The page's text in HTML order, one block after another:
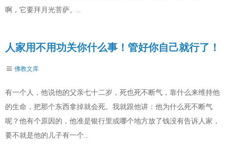
啊，它要拜月光菩萨。..
人家用不用功关你什么事！管好你自己就行了！
佛教文库
有一个人，他说他的父亲七十二岁，死也死不断气，靠什么来维持他
的生命，把那个东西拿掉就会死。我就跟他讲：他为什么死不断气
呢？他有个原因的，他准是银行里或哪个地方放了钱没有告诉人家，
要不就是他的儿子有一个..